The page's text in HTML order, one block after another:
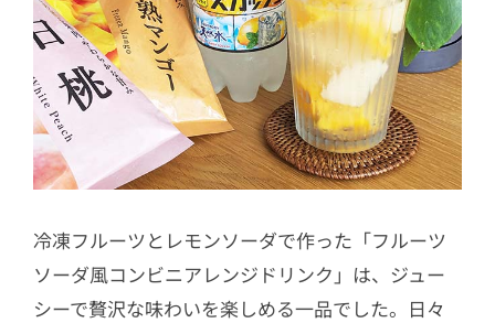
冷凍フルーツとレモンソーダで作った「フルーツ
ソーダ風コンビニアレンジドリンク」は、ジュー
シーで贅沢な味わいを楽しめる一品でした。日々